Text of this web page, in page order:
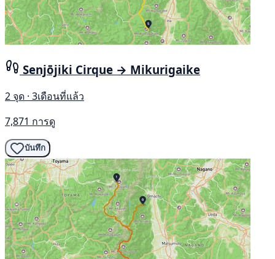
Senjōjiki Cirque → Mikurigaike
2 จุด · 3เดือนที่แล้ว
7,871 การดู
บันทึก